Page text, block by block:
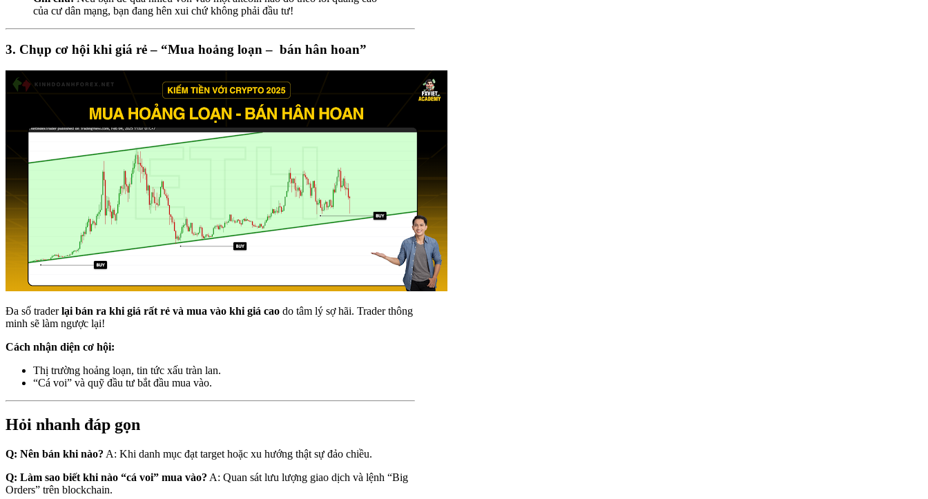
của cư dân mạng, bạn đang hên xui chứ không phải đầu tư!
3. Chụp cơ hội khi giá rẻ – “Mua hoảng loạn – bán hân hoan”
Đa số traderlại bán ra khi giá rất rẻ và mua vào khi giá cao do tâm lý sợ hãi. Trader thông
minh sẽ làm ngược lại!
Cách nhận diện cơ hội:
Thị trường hoảng loạn, tin tức xấu tràn lan.
“Cá voi” và quỹ đầu tư bắt đầu mua vào.
Hỏi nhanh đáp gọn
Q: Nên bán khi nào? A: Khi danh mục đạt target hoặc xu hướng thật sự đảo chiều.
Q: Làm sao biết khi nào “cá voi” mua vào? A: Quan sát lưu lượng giao dịch và lệnh “Big
Orders” trên blockchain.